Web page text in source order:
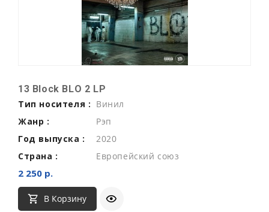
13 Block BLO 2 LP
Тип носителя : Винил
Жанр :
Рэп
Год выпуска :
2020
Страна :
Европейский союз
2 250 р.
В Корзину